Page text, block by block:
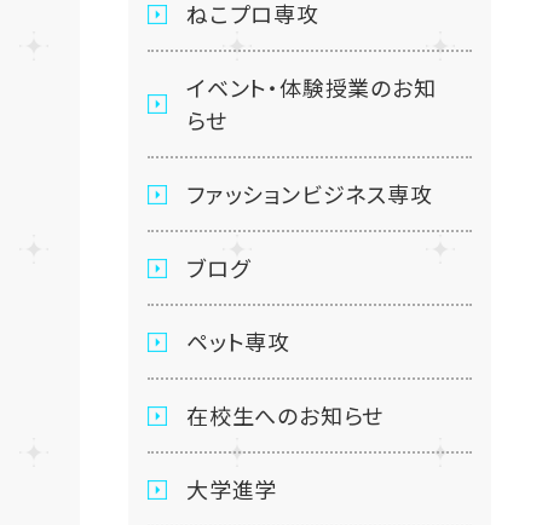
ねこプロ専攻
イベント・体験授業のお知
らせ
ファッションビジネス専攻
ブログ
ペット専攻
在校生へのお知らせ
大学進学